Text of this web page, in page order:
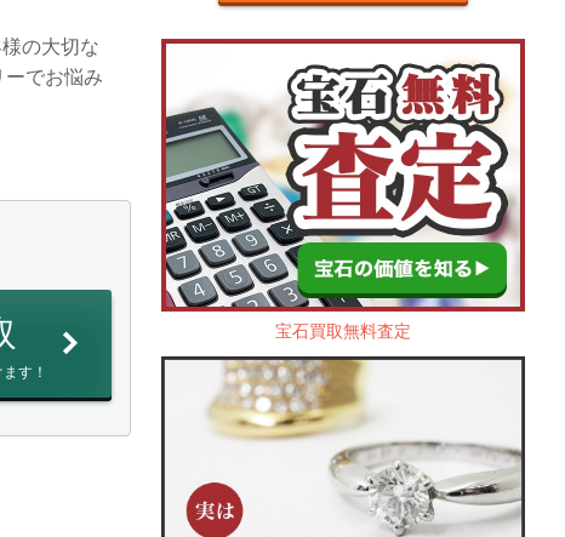
の大切な
ーでお悩み
す！
宝石買取無料査定